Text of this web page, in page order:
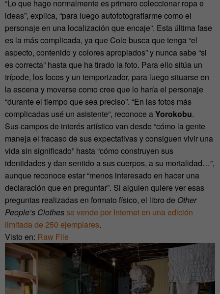
“Lo que hago normalmente es primero coleccionar ropa e
ideas”, explica, “para luego autofotografiarme como el
personaje en una localización que encaje”. Esta última fase
es la más complicada, ya que Cole busca que tenga “el
aspecto, contenido y colores apropiados” y nunca sabe “si
es correcta” hasta que ha tirado la foto. Para ello sitúa un
trípode, los focos y un temporizador, para luego situarse en
la escena y moverse como cree que lo haría el personaje
“durante el tiempo que sea preciso”. “En las fotos más
complicadas usé un asistente”, reconoce aYorokobu.
Sus campos de interés artístico van desde “cómo la gente
maneja el fracaso de sus expectativas y consiguen vivir una
vida sin significado” hasta “cómo construyen sus
identidades y dan sentido a sus cuerpos, a su mortalidad…”,
aunque reconoce estar “menos interesado en hacer una
declaración que en preguntar”. Si alguien quiere ver esas
preguntas realizadas en formato físico, el libro de Other
People’s Clothesse vende por Internet en una edición
limitada de 250 ejemplares.
Visto en: Raw File